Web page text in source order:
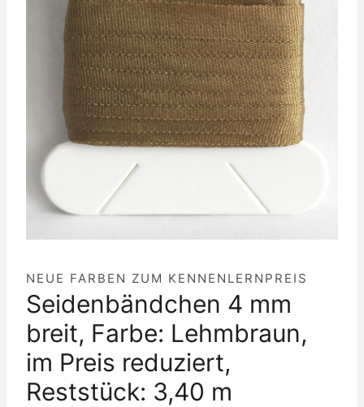
NEUE FARBEN ZUM KENNENLERNPREIS
Seidenbändchen 4 mm
breit, Farbe: Lehmbraun,
im Preis reduziert,
Reststück: 3,40 m